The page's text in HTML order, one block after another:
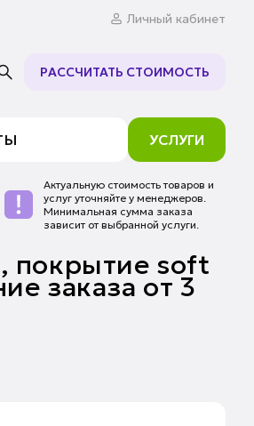
Личный кабинет
РАССЧИТАТЬ СТОИМОСТЬ
УСЛУГИ
Актуальную стоимость товаров и
услуг уточняйте у менеджеров.
Минимальная сумма заказа
зависит от выбранной услуги.
покрытие soft
заказа от 3